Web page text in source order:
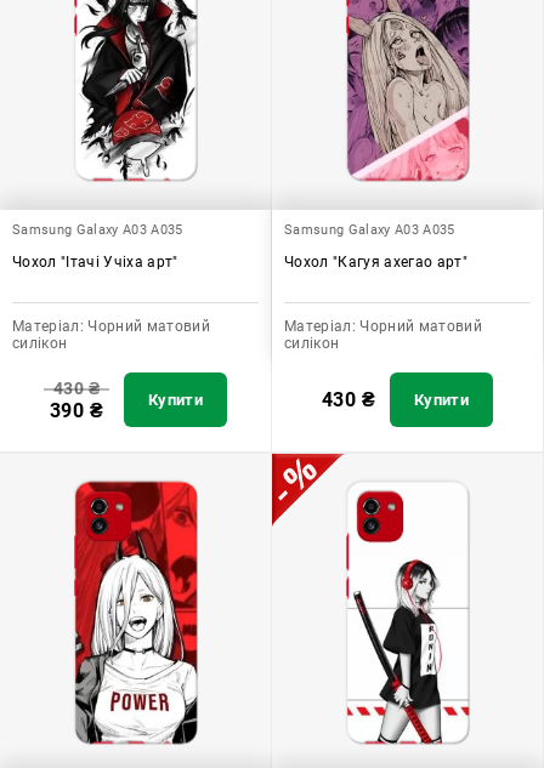
Samsung Galaxy A03 A035
Чохол "Ітачі Учіха арт"
Матеріал: Чорний матовий
силікон
430₴
390 ₴ Купити
Samsung Galaxy A03 A035
Чохол "Кагуя ахегао арт"
Матеріал: Чорний матовий
силікон
430 ₴ Купити